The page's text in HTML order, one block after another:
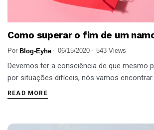
Como superar o fim de um
Por Blog-Eyhe 06/15/2020 543 Views
Devemos ter a consciência de que mesmo
por situações difíceis, nós vamos
READ MORE